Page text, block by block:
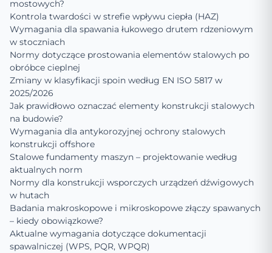
mostowych?
Kontrola twardości w strefie wpływu ciepła (HAZ)
Wymagania dla spawania łukowego drutem rdzeniowym
w stoczniach
Normy dotyczące prostowania elementów stalowych po
obróbce cieplnej
Zmiany w klasyfikacji spoin według EN ISO 5817 w
2025/2026
Jak prawidłowo oznaczać elementy konstrukcji stalowych
na budowie?
Wymagania dla antykorozyjnej ochrony stalowych
konstrukcji offshore
Stalowe fundamenty maszyn – projektowanie według
aktualnych norm
Normy dla konstrukcji wsporczych urządzeń dźwigowych
w hutach
Badania makroskopowe i mikroskopowe złączy spawanych
– kiedy obowiązkowe?
Aktualne wymagania dotyczące dokumentacji
spawalniczej (WPS, PQR, WPQR)